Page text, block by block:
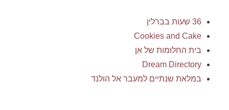
36 שעות בברלין
Cookies and Cake
בית החלומות של אן
Dream Directory
במלאת שנתיים למעבר אל הולנד